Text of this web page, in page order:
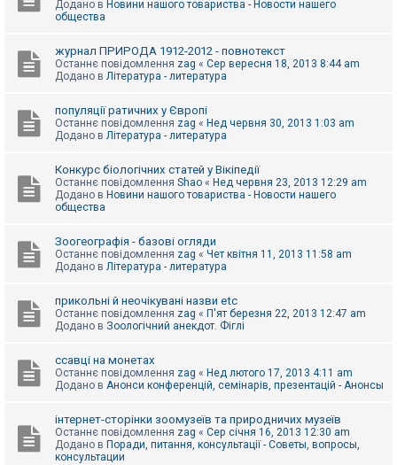
и
е
ш
к
м
г
Додано в Новини нашого товариства - Новости нашего
общества
журнал ПРИРОДА 1912-2012 - повнотекст
Останнє повідомлення zag « Сер вересня 18, 2013 8:44 am
Додано в Література - литература
популяції ратичних у Європі
Останнє повідомлення zag « Нед червня 30, 2013 1:03 am
Додано в Література - литература
Конкурс біологічних статей у Вікіпедії
Останнє повідомлення Shao « Нед червня 23, 2013 12:29 am
Додано в Новини нашого товариства - Новости нашего
общества
Зоогеографія - базові огляди
Останнє повідомлення zag « Чет квітня 11, 2013 11:58 am
Додано в Література - литература
прикольні й неочікувані назви etc
Останнє повідомлення zag « П'ят березня 22, 2013 12:47 am
Додано в Зоологічний анекдот. Фіглі
ссавці на монетах
Останнє повідомлення zag « Нед лютого 17, 2013 4:11 am
Додано в Анонси конференцій, семінарів, презентацій - Анонсы
інтернет-сторінки зоомузеїв та природничих музеїв
Останнє повідомлення zag « Сер січня 16, 2013 12:30 am
Додано в Поради, питання, консультації - Советы, вопросы,
консультации